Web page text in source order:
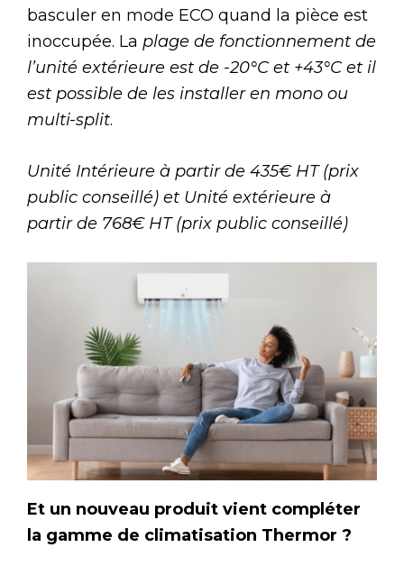
basculer en mode ECO quand la pièce est
inoccupée. La plage de fonctionnement de
l’unité extérieure est de -20°C et +43°C et il
est possible de les installer en mono ou
multi-split.
Unité Intérieure à partir de 435€ HT (prix
public conseillé) et Unité extérieure à
partir de 768€ HT (prix public conseillé)
Et un nouveau produit vient compléter
la gamme de climatisation Thermor ?